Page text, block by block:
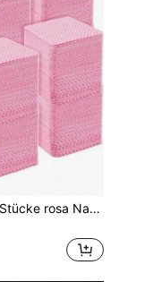
1000/400/200/24 Stücke rosa Nagelreinigungstücher, rosa Vliesstoff quadratische Reinigungstücher, rosa Nagelkunst-Werkzeuge, quadratische rosa Gel-Nagellackentferner-Tücher, Reiniger, fusselfreie Nagellackentferner-Tücher Reinigungspapier